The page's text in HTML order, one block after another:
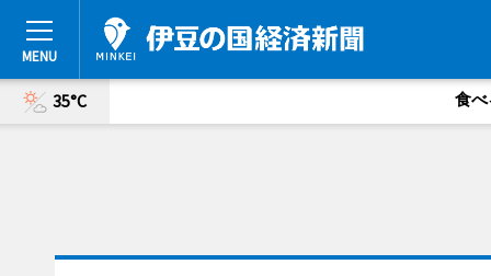
35°C 食べ